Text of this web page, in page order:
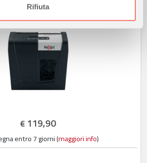
in cui utilizza il nostro sito con i
occupano di analisi dei dati web,
i quali potrebbero combinarle
che ha fornito loro o che hanno
dei loro servizi.
Rifiuta
€ 119,90
entro 7 giorni (maggiori info)